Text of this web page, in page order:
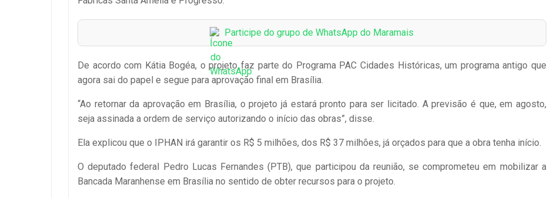
Participe do grupo de WhatsApp do Maramais
De acordo com Kátia Bogéa, o projeto faz parte do Programa PAC Cidades Históricas, um programa antigo que
agora sai do papel e segue para aprovação final em Brasília.
“Ao retornar da aprovação em Brasília, o projeto já estará pronto para ser licitado. A previsão é que, em agosto,
seja assinada a ordem de serviço autorizando o início das obras”, disse.
Ela explicou que o IPHAN irá garantir os R$ 5 milhões, dos R$ 37 milhões, já orçados para que a obra tenha início.
O deputado federal Pedro Lucas Fernandes (PTB), que participou da reunião, se comprometeu em mobilizar a
Bancada Maranhense em Brasília no sentido de obter recursos para o projeto.